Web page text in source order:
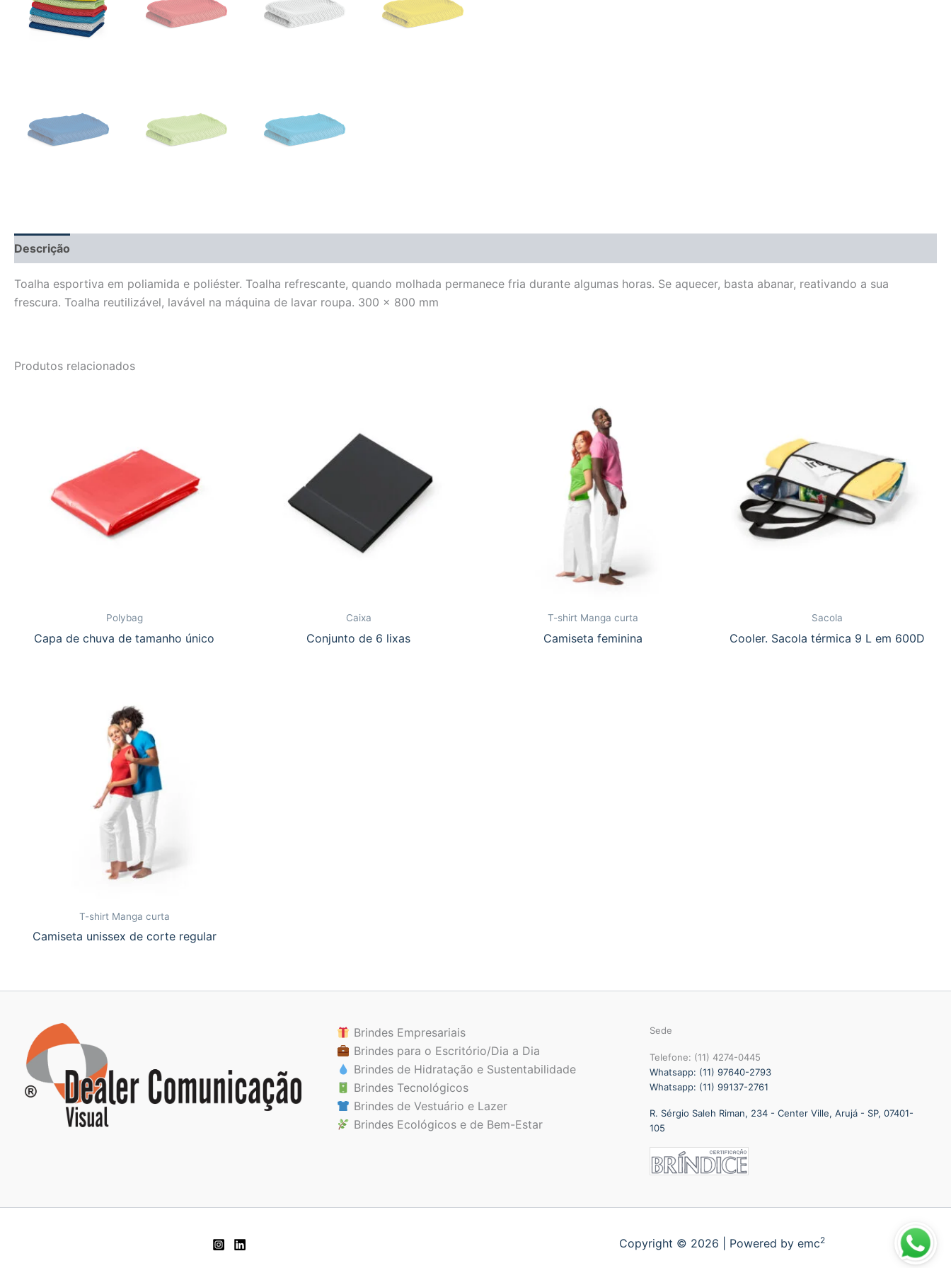
Descrição
Toalha esportiva em poliamida e poliéster. Toalha refrescante, quando molhada permanece fria durante algumas horas. Se aquecer, basta abanar, reativando a sua
frescura. Toalha reutilizável, lavável na máquina de lavar roupa. 300 x 800 mm
Produtos relacionados
Polybag
Capa de chuva de tamanho único
Caixa
Conjunto de 6 lixas
T-shirt Manga curta
Camiseta feminina
Sacola
Cooler. Sacola térmica 9 L em 600D
T-shirt Manga curta
Camiseta unissex de corte regular
Brindes Empresariais
Brindes para o Escritório/Dia a Dia
Brindes de Hidratação e Sustentabilidade
Brindes Tecnológicos
Brindes de Vestuário e Lazer
Brindes Ecológicos e de Bem-Estar
Sede
Telefone: (11) 4274-0445
Whatsapp: (11) 97640-2793
Whatsapp: (11) 99137-2761
R. Sérgio Saleh Riman, 234 - Center Ville, Arujá - SP, 07401-
105
Copyright © 2026 | Powered by emc2